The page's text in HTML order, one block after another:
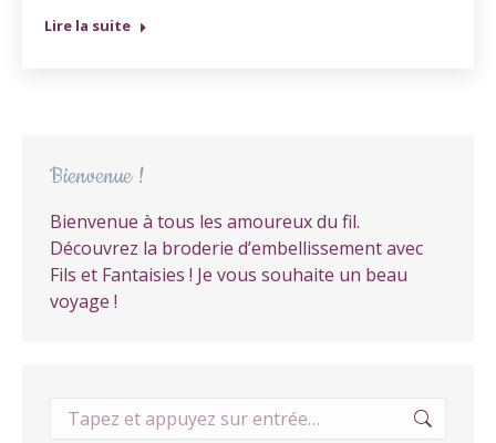
Lire la suite
Bienvenue !
Bienvenue à tous les amoureux du fil.
Découvrez la broderie d’embellissement avec
Fils et Fantaisies ! Je vous souhaite un beau
voyage !
Recherche